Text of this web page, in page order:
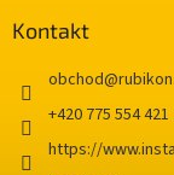
Kontakt
obchod@
+420 775 554 421
https://